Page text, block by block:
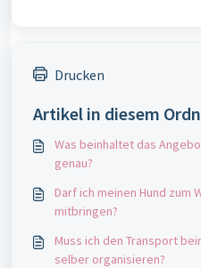
Drucken
Artikel in diesem
Was beinhaltet das
genau?
Darf ich meinen Hund zum
mitbringen?
Muss ich den Transport
selber organisieren?